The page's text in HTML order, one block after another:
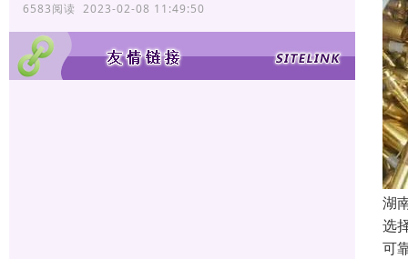
6583阅读 2023-02-08 11:49:50
湖
选
可